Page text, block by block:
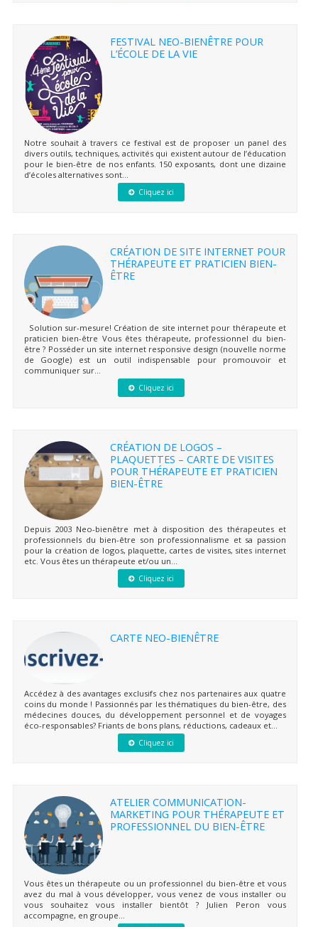
FESTIVAL NEO-BIENÊTRE POUR
L’ÉCOLE DE LA VIE
Notre souhait à travers ce festival est de proposer un panel des
divers outils, techniques, activités qui existent autour de l’éducation
pour le bien-être de nos enfants. 150 exposants, dont une dizaine
d’écoles alternatives sont...
Cliquez ici
CRÉATION DE SITE INTERNET POUR
THÉRAPEUTE ET PRATICIEN BIEN-
ÊTRE
Solution sur-mesure! Création de site internet pour thérapeute et
praticien bien-être Vous êtes thérapeute, professionnel du bien-
être ? Posséder un site internet responsive design (nouvelle norme
de Google) est un outil indispensable pour promouvoir et
communiquer sur...
Cliquez ici
CRÉATION DE LOGOS –
PLAQUETTES – CARTE DE VISITES
POUR THÉRAPEUTE ET PRATICIEN
BIEN-ÊTRE
Depuis 2003 Neo-bienêtre met à disposition des thérapeutes et
professionnels du bien-être son professionnalisme et sa passion
pour la création de logos, plaquette, cartes de visites, sites internet
etc. Vous êtes un thérapeute et/ou un...
Cliquez ici
CARTE NEO-BIENÊTRE
Accédez à des avantages exclusifs chez nos partenaires aux quatre
coins du monde ! Passionnés par les thématiques du bien-être, des
médecines douces, du développement personnel et de voyages
éco-responsables? Friants de bons plans, réductions, cadeaux et...
Cliquez ici
ATELIER COMMUNICATION-
MARKETING POUR THÉRAPEUTE ET
PROFESSIONNEL DU BIEN-ÊTRE
Vous êtes un thérapeute ou un professionnel du bien-être et vous
avez du mal à vous développer, vous venez de vous installer ou
vous souhaitez vous installer bientôt ? Julien Peron vous
accompagne, en groupe...